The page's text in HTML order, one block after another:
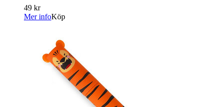
49 kr
Mer infoKöp